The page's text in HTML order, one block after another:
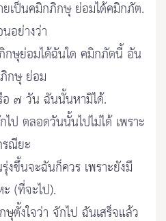
เป็นคมิกภิกษุ ย่อมได้คมิกภัต.
อย่างว่า
ษุย่อมได้ฉันใด คมิกภัตนี้ อัน
กษุ ย่อม
๗ วัน ฉันนั้นหามิได้.
ป ตลอดวันนั้นไปไม่ได้ เพราะ
ณียะ
งขึ้นจะฉันก็ควร เพราะยังมี
(ที่จะไป).
ตั้งใจว่า จักไป ฉันเสร็จแล้ว